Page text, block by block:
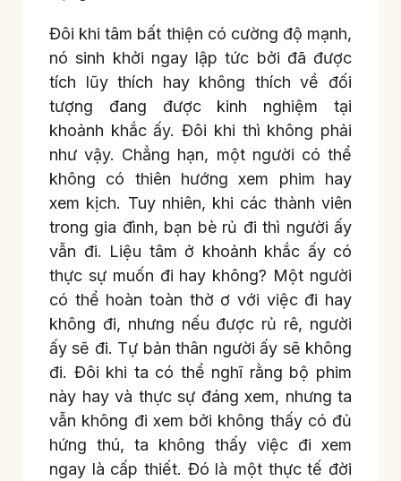
Đôi khi tâm bất thiện có cường độ mạnh,
nó sinh khởi ngay lập tức bởi đã được
tích lũy thích hay không thích về đối
tượng đang được kinh nghiệm tại
khoảnh khắc ấy. Đôi khi thì không phải
như vậy. Chẳng hạn, một người có thể
không có thiên hướng xem phim hay
xem kịch. Tuy nhiên, khi các thành viên
trong gia đình, bạn bè rủ đi thì người ấy
vẫn đi. Liệu tâm ở khoảnh khắc ấy có
thực sự muốn đi hay không? Một người
có thể hoàn toàn thờ ơ với việc đi hay
không đi, nhưng nếu được rủ rê, người
ấy sẽ đi. Tự bản thân người ấy sẽ không
đi. Đôi khi ta có thể nghĩ rằng bộ phim
này hay và thực sự đáng xem, nhưng ta
vẫn không đi xem bởi không thấy có đủ
hứng thú, ta không thấy việc đi xem
ngay là cấp thiết. Đó là một thực tế đời